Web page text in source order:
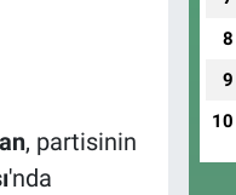
, partisinin
'nda
8
9
10